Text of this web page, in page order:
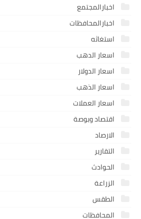
اخبارالمجتمع
اخبارالمحافظات
استغاثه
اسعار الدهب
اسعار الدولار
اسعار الذهب
اسعار العملات
اقتصاد وبوصة
الارصاد
التقارير
الحوادث
الزراعة
الطقس
المحافظات